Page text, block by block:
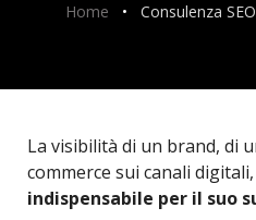
Home • Consulenza
La visibilità di un brand, di
commerce sui canali
indispensabile per il suo